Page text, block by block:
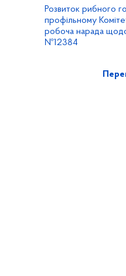
Розвиток рибного
профільному
робоча нарада
№12384